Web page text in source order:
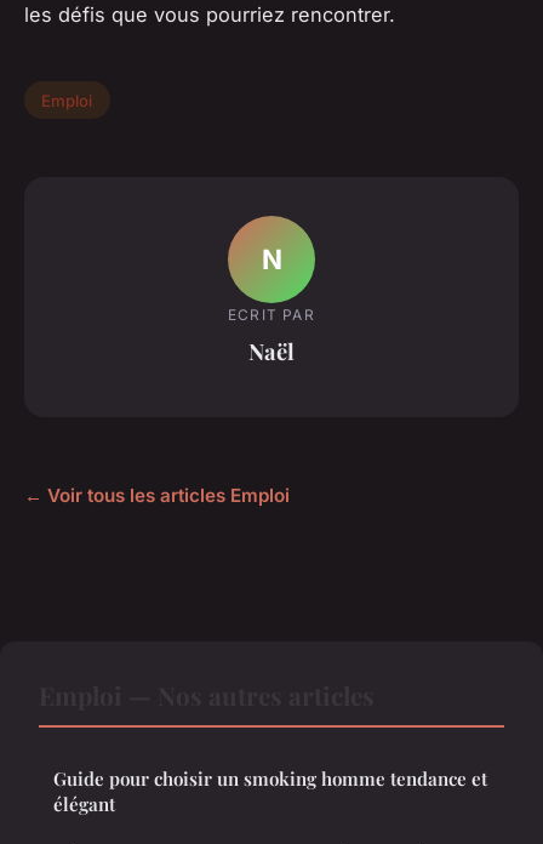
les défis que vous pourriez rencontrer.
Emploi
N
ECRIT PAR
Naël
← Voir tous les articles Emploi
Guide pour choisir un smoking homme tendance et
élégant